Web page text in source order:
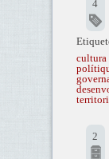
4
2